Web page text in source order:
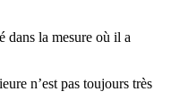
dans la mesure où il a
n’est pas toujours très